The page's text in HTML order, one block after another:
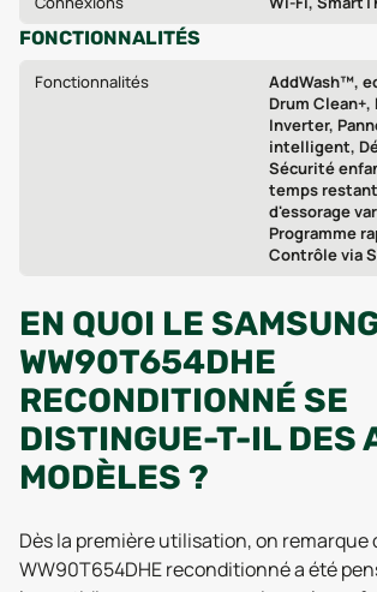
FONCTIONNALITÉS
Fonctionnalités
AddWash™,
Drum
Inverter,
intelligent,
Sécurité
temps
d'essorage
Programme
Contrôle via
EN QUOI LE
WW90T654DHE
RECONDITIONNÉ SE
DISTINGUE-T-IL DES
MODÈLES ?
Dès la première utilisation, on remarque
WW90T654DHE reconditionné a été